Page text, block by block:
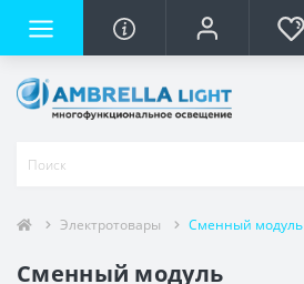
Электротовары Сменный модуль
Сменный модуль